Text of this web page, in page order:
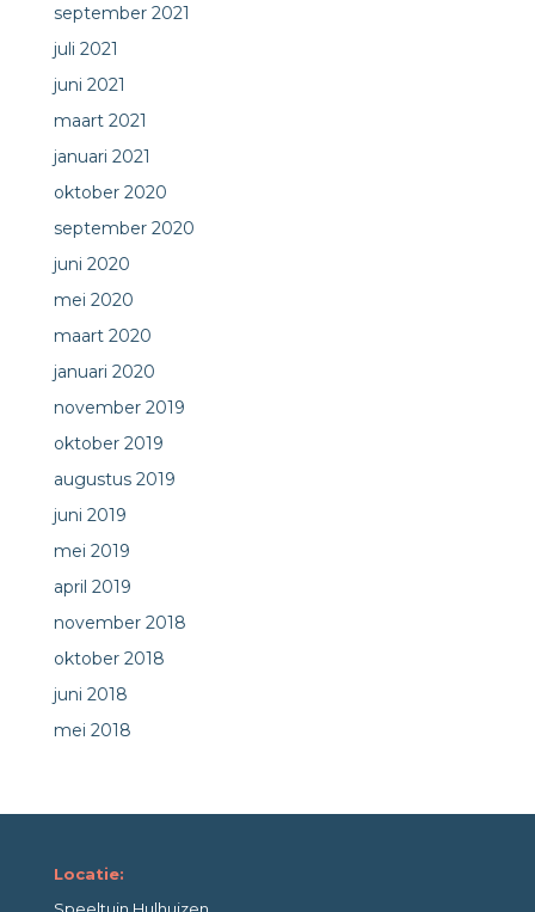
september 2021
juli 2021
juni 2021
maart 2021
januari 2021
oktober 2020
september 2020
juni 2020
mei 2020
maart 2020
januari 2020
november 2019
oktober 2019
augustus 2019
juni 2019
mei 2019
april 2019
november 2018
oktober 2018
juni 2018
mei 2018
Locatie:
Speeltuin Hulhuizen